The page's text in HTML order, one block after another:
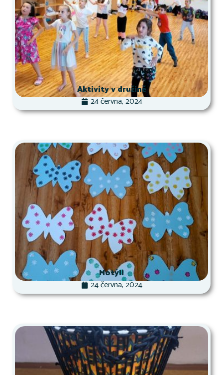
Aktivity v družině
24 června, 2024
Motýli
24 června, 2024